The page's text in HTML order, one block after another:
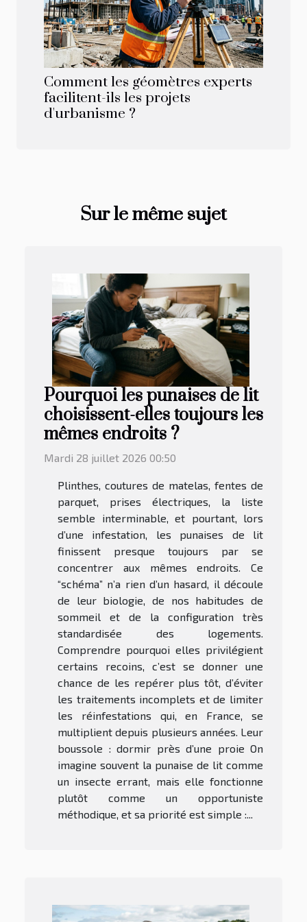
Comment les géomètres experts
facilitent-ils les projets
d'urbanisme ?
Sur le même sujet
Pourquoi les punaises de lit
choisissent-elles toujours les
mêmes endroits ?
Mardi 28 juillet 2026 00:50
Plinthes, coutures de matelas, fentes de
parquet, prises électriques, la liste
semble interminable, et pourtant, lors
d’une infestation, les punaises de lit
finissent presque toujours par se
concentrer aux mêmes endroits. Ce
“schéma” n’a rien d’un hasard, il découle
de leur biologie, de nos habitudes de
sommeil et de la configuration très
standardisée des logements.
Comprendre pourquoi elles privilégient
certains recoins, c’est se donner une
chance de les repérer plus tôt, d’éviter
les traitements incomplets et de limiter
les réinfestations qui, en France, se
multiplient depuis plusieurs années. Leur
boussole : dormir près d’une proie On
imagine souvent la punaise de lit comme
un insecte errant, mais elle fonctionne
plutôt comme un opportuniste
méthodique, et sa priorité est simple :...